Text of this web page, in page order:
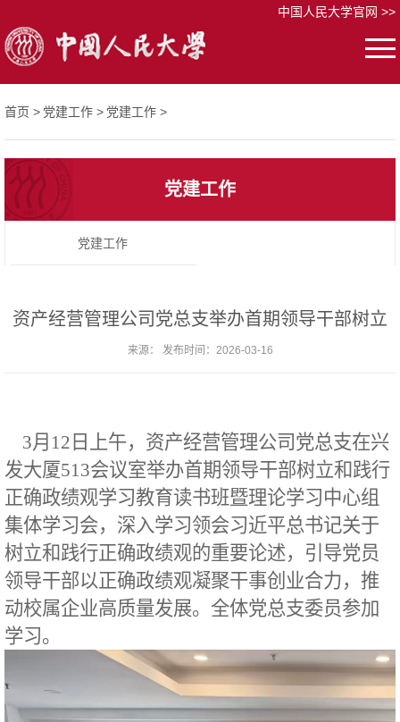
中国人民大学官网 >>
首页 > 党建工作 > 党建工作 >
党建工作
党建工作
资产经营管理公司党总支举办首期领导干部树立
和践行正确政绩观学习教育读书班
来源： 发布时间：2026-03-16
3月12日上午，资产经营管理公司党总支在兴
发大厦513会议室举办首期领导干部树立和践行
正确政绩观学习教育读书班暨理论学习中心组
集体学习会，深入学习领会习近平总书记关于
树立和践行正确政绩观的重要论述，引导党员
领导干部以正确政绩观凝聚干事创业合力，推
动校属企业高质量发展。全体党总支委员参加
学习。